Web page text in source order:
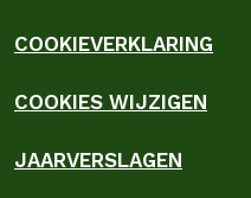
COOKIEVERKLARING
COOKIES WIJZIGEN
JAARVERSLAGEN